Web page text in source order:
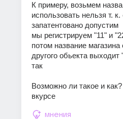
К примеру, возьмем
использовать нельзя т. к.
запатентовано допустим
мы регистрируем "11" и
потом название магазина
другого обьекта выходит
так
Возможно ли такое и как?
вкурсе
мнения